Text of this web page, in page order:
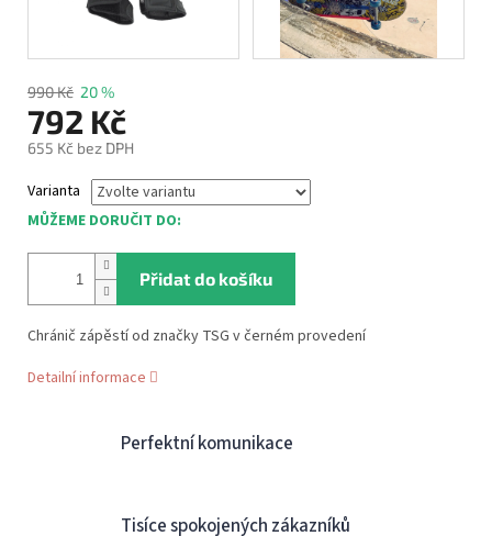
990 Kč 20 %
792 Kč
655 Kč bez DPH
cena:
Varianta
MŮŽEME DORUČIT DO:
Přidat do košíku
Chránič zápěstí od značky TSG v černém provedení
Detailní informace
Perfektní komunikace
Tisíce spokojených zákazníků